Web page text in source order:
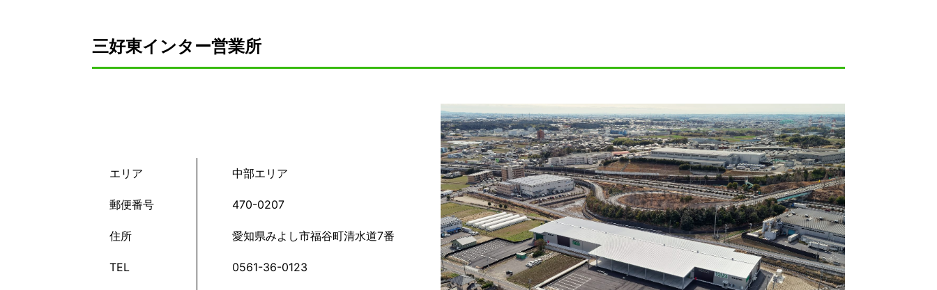
三好東インター営業所
エリア 中部エリア
郵便番号 470-0207
住所 愛知県みよし市福谷町清水道7番
TEL 0561-36-0123